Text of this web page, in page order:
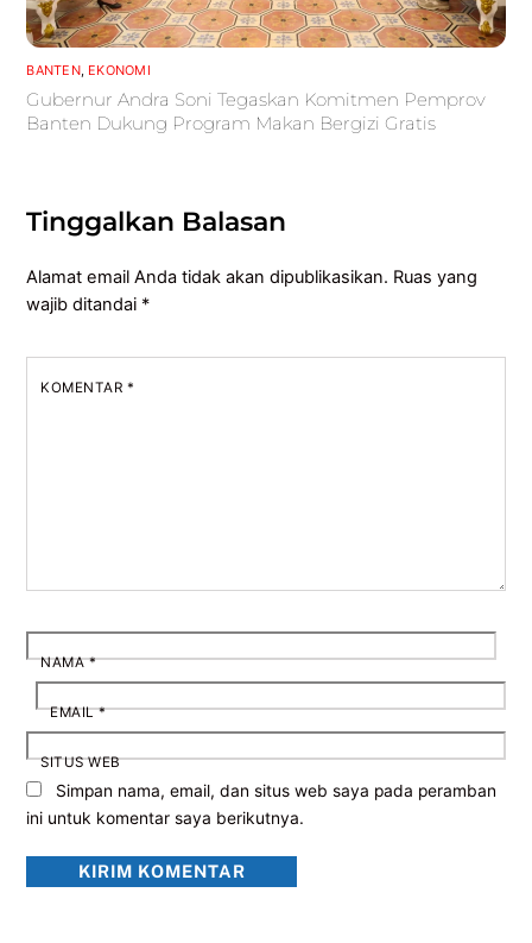
BANTEN, EKONOMI
Gubernur Andra Soni Tegaskan Komitmen Pemprov
Banten Dukung Program Makan Bergizi Gratis
Tinggalkan Balasan
Alamat email Anda tidak akan dipublikasikan. Ruas yang
wajib ditandai *
KOMENTAR *
NAMA*
EMAIL*
SITUS WEB
Simpan nama, email, dan situs web saya pada peramban
ini untuk komentar saya berikutnya.